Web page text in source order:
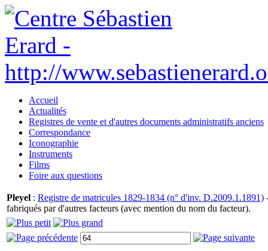
Accueil
Actualités
Registres de vente et d'autres documents administratifs anciens
Correspondance
Iconographie
Instruments
Films
Foire aux questions
Pleyel : Registre de matricules 1829-1834 (n° d'inv. D.2009.1.1891)
fabriqués par d'autres facteurs (avec mention du nom du facteur).